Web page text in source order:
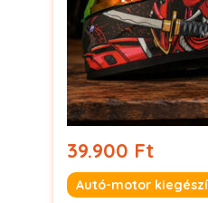
39.900 Ft
Autó-motor